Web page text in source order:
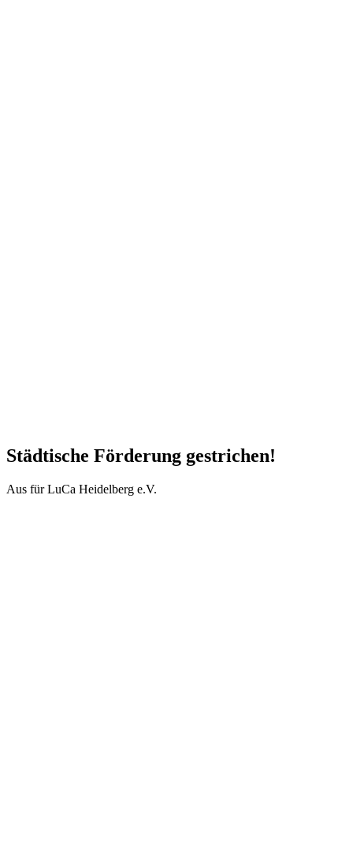
Städtische Förderung gestrichen!
Aus für LuCa Heidelberg e.V.